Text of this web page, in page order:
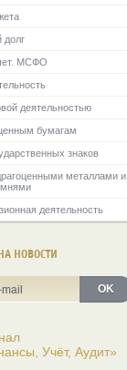
долг
МСФО
деятельностью
бумагам
знаков
металлами и
деятельность
НОВОСТИ
OK
Учёт, Аудит»